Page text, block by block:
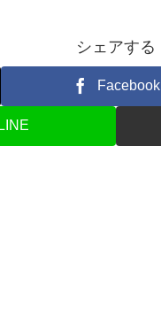
シェアする
Facebook
LINE